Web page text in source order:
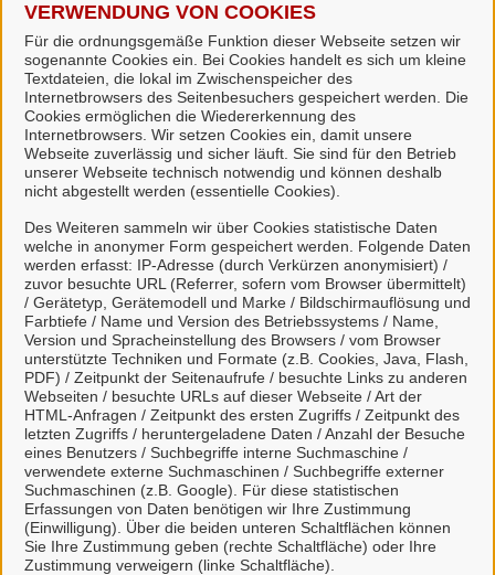
VERWENDUNG VON COOKIES
Für die ordnungsgemäße Funktion dieser Webseite setzen wir
sogenannte Cookies ein. Bei Cookies handelt es sich um kleine
Textdateien, die lokal im Zwischenspeicher des
Internetbrowsers des Seitenbesuchers gespeichert werden. Die
Cookies ermöglichen die Wiedererkennung des
Internetbrowsers. Wir setzen Cookies ein, damit unsere
Webseite zuverlässig und sicher läuft. Sie sind für den Betrieb
unserer Webseite technisch notwendig und können deshalb
nicht abgestellt werden (essentielle Cookies).
Des Weiteren sammeln wir über Cookies statistische Daten
welche in anonymer Form gespeichert werden. Folgende Daten
werden erfasst: IP-Adresse (durch Verkürzen anonymisiert) /
zuvor besuchte URL (Referrer, sofern vom Browser übermittelt)
/ Gerätetyp, Gerätemodell und Marke / Bildschirmauflösung und
Farbtiefe / Name und Version des Betriebssystems / Name,
Version und Spracheinstellung des Browsers / vom Browser
unterstützte Techniken und Formate (z.B. Cookies, Java, Flash,
PDF) / Zeitpunkt der Seitenaufrufe / besuchte Links zu anderen
Webseiten / besuchte URLs auf dieser Webseite / Art der
HTML-Anfragen / Zeitpunkt des ersten Zugriffs / Zeitpunkt des
letzten Zugriffs / heruntergeladene Daten / Anzahl der Besuche
eines Benutzers / Suchbegriffe interne Suchmaschine /
verwendete externe Suchmaschinen / Suchbegriffe externer
Suchmaschinen (z.B. Google). Für diese statistischen
Erfassungen von Daten benötigen wir Ihre Zustimmung
(Einwilligung). Über die beiden unteren Schaltflächen können
Sie Ihre Zustimmung geben (rechte Schaltfläche) oder Ihre
Zustimmung verweigern (linke Schaltfläche).
eine erweiterte Authentifizierung.
Zur Registrierung
Wie kann ich meine
Dienstleistungen
bezahlen?
Bezahlen Sie einfach online und
wählen Sie aus einer Vielzahl an
Bezahldiensten (bspw. Paypal) aus.